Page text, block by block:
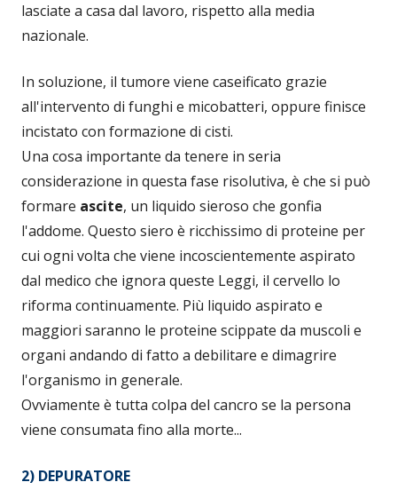
lasciate a casa dal lavoro, rispetto alla media
nazionale.
In soluzione, il tumore viene caseificato grazie
all'intervento di funghi e micobatteri, oppure finisce
incistato con formazione di cisti.
Una cosa importante da tenere in seria
considerazione in questa fase risolutiva, è che si può
formare ascite, un liquido sieroso che gonfia
l'addome. Questo siero è ricchissimo di proteine per
cui ogni volta che viene incoscientemente aspirato
dal medico che ignora queste Leggi, il cervello lo
riforma continuamente. Più liquido aspirato e
maggiori saranno le proteine scippate da muscoli e
organi andando di fatto a debilitare e dimagrire
l'organismo in generale.
Ovviamente è tutta colpa del cancro se la persona
viene consumata fino alla morte...
2) DEPURATORE